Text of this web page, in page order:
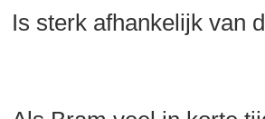
Is sterk afhankelijk van